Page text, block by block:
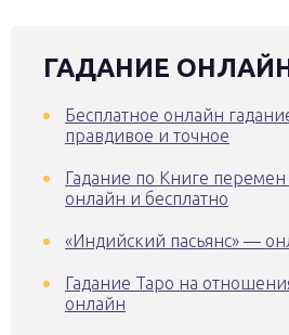
ГАДАНИЕ
Бесплатное онлайн
правдивое и точное
Гадание по Книге
онлайн и бесплатно
«Индийский пасьянс» —
Гадание Таро на
онлайн